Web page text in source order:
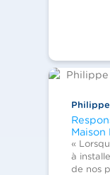
Philippe
«
à
de nos